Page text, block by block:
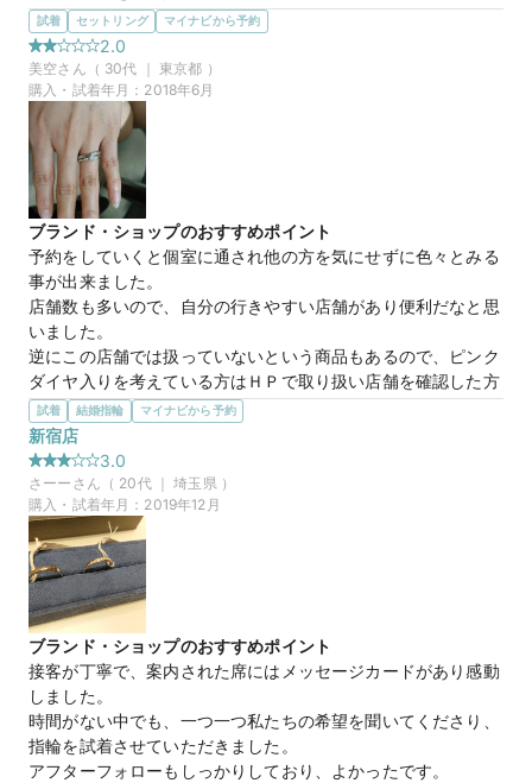
豊富な種類の中、想像していた指輪に近い種類の指輪を提案し
ていただけたので
本当によかったと思います。
また、男性物の指輪も豊富で
よかったと思います。
ハーフエタニティがもう少しあれば尚更いいのですが…
試着 セットリング マイナビから予約
2.0
美空さん（ 30代 ｜ 東京都 ）
購入・試着年月： 2018年6月
ブランド・ショップのおすすめポイント
予約をしていくと個室に通され他の方を気にせずに色々とみる
事が出来ました。
店舗数も多いので、自分の行きやすい店舗があり便利だなと思
いました。
逆にこの店舗では扱っていないという商品もあるので、ピンク
ダイヤ入りを考えている方はＨＰで取り扱い店舗を確認した方
が良いです。
選んだ商品を気に入った理由
気に入った商品はあったのですが、最初に伝えていた予算額よ
り安かったため、どうにか予算額まで上げたかったのか、担当
してくれた方が、見積書を作成の際に、勝手にグレードを上げ
て書いてきて、金額が上がっていたのでビックリしました。
さっきと金額違くないですか？と聞いたら、予算額にするた
め、ここのグレードを上げさせて頂きましたと言われ、別に予
算より安く済んだ方が良いので元に戻して下さいと言いました
が、勝手に上げて来たことにビックリし、このお店で買う事を
やめました。
試着 結婚指輪 マイナビから予約
新宿店
3.0
さーー さん（ 20代 ｜埼玉県 ）
購入・試着年月： 2019年12月
ブランド・ショップのおすすめポイント
接客が丁寧で、案内された席にはメッセージカードがあり感動
しました。
時間がない中でも、一つ一つ私たちの希望を聞いてくださり、
指輪を試着させていただきました。
アフターフォローもしっかりしており、よかったです。